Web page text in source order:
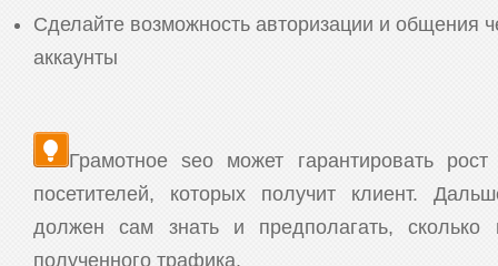
Сделайте возможность авторизации и общения
аккаунты
Грамотное seo может гарантировать
посетителей, которых получит клиент.
должен сам знать и предполагать, сколько
полученного трафика.